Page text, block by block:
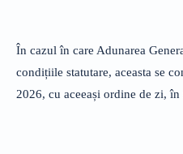
În cazul în care Adunarea
condițiile statutare, aceasta se
2026, cu aceeași ordine de zi,